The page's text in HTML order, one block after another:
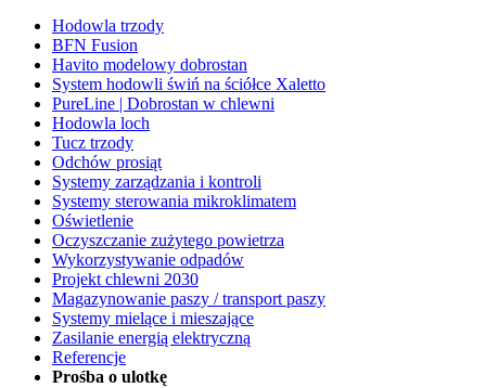
Hodowla trzody
BFN Fusion
Havito modelowy dobrostan
System hodowli świń na ściółce Xaletto
PureLine | Dobrostan w chlewni
Hodowla loch
Tucz trzody
Odchów prosiąt
Systemy zarządzania i kontroli
Systemy sterowania mikroklimatem
Oświetlenie
Oczyszczanie zużytego powietrza
Wykorzystywanie odpadów
Projekt chlewni 2030
Magazynowanie paszy / transport paszy
Systemy mielące i mieszające
Zasilanie energią elektryczną
Referencje
Prośba o ulotkę